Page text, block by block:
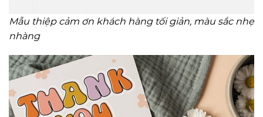
Mẫu thiệp cảm ơn khách hàng tối giản, màu sắc nhẹ
nhàng